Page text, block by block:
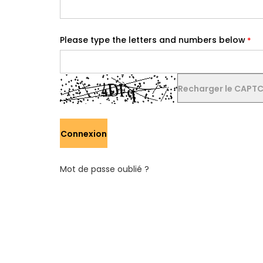
Please type the letters and numbers below
Recharger le
Connexion
Mot de passe oublié ?